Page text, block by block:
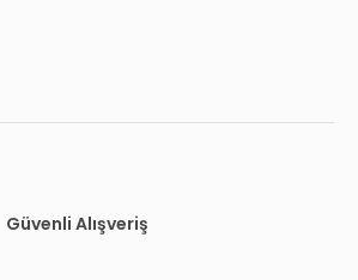
Güvenli Alışveriş